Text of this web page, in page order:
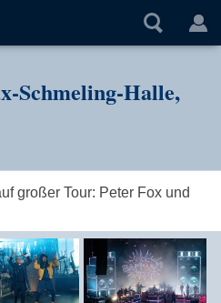
Schmeling-Halle,
großer Tour: Peter Fox und